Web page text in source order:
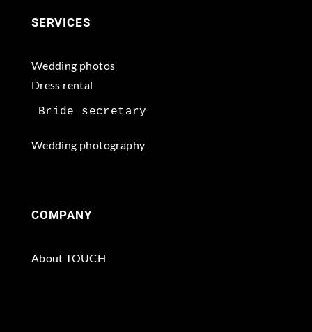
SERVICES
Wedding photos
Dress rental
Wedding photography
COMPANY
About TOUCH